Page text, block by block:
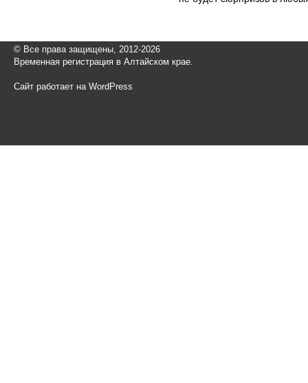
© Все права защищены, 2012-2026
Временная регистрация в Алтайском крае.
Сайт работает на WordPress